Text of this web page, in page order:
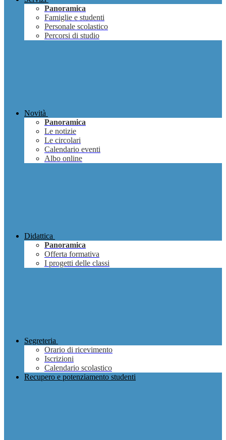
Panoramica
Famiglie e studenti
Personale scolastico
Percorsi di studio
Novità
Panoramica
Le notizie
Le circolari
Calendario eventi
Albo online
Didattica
Panoramica
Offerta formativa
I progetti delle classi
Segreteria
Orario di ricevimento
Iscrizioni
Calendario scolastico
Recupero e potenziamento studenti